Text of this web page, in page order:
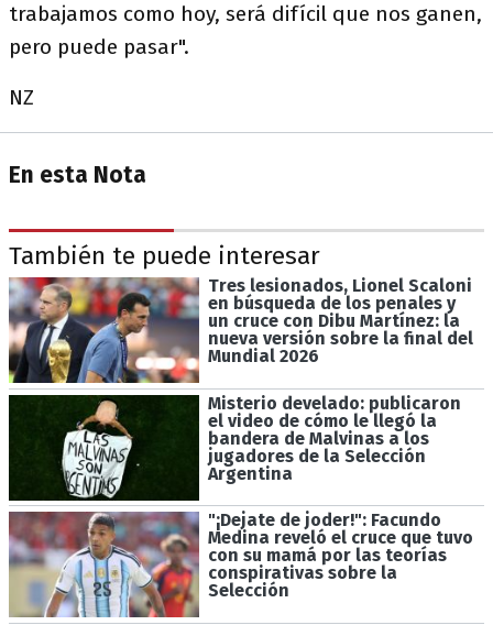
trabajamos como hoy, será difícil que nos ganen,
pero puede pasar".
NZ
En esta Nota
También te puede interesar
Tres lesionados, Lionel Scaloni
en búsqueda de los penales y
un cruce con Dibu Martínez: la
nueva versión sobre la final del
Mundial 2026
Misterio develado: publicaron
el video de cómo le llegó la
bandera de Malvinas a los
jugadores de la Selección
Argentina
"¡Dejate de joder!": Facundo
Medina reveló el cruce que tuvo
con su mamá por las teorías
conspirativas sobre la
Selección